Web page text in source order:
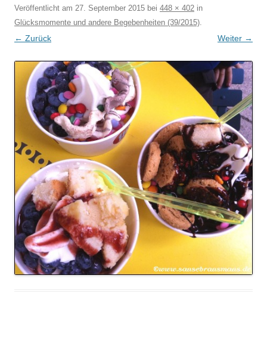
Veröffentlicht am 27. September 2015 bei 448 × 402 in
Glücksmomente und andere Begebenheiten (39/2015).
← Zurück Weiter →